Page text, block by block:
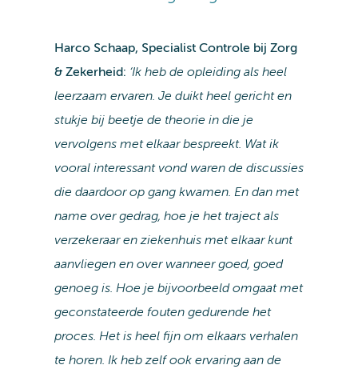
Harco Schaap, Specialist Controle bij Zorg
& Zekerheid: ‘Ik heb de opleiding als heel
leerzaam ervaren. Je duikt heel gericht en
stukje bij beetje de theorie in die je
vervolgens met elkaar bespreekt. Wat ik
vooral interessant vond waren de discussies
die daardoor op gang kwamen. En dan met
name over gedrag, hoe je het traject als
verzekeraar en ziekenhuis met elkaar kunt
aanvliegen en over wanneer goed, goed
genoeg is. Hoe je bijvoorbeeld omgaat met
geconstateerde fouten gedurende het
proces. Het is heel fijn om elkaars verhalen
te horen. Ik heb zelf ook ervaring aan de